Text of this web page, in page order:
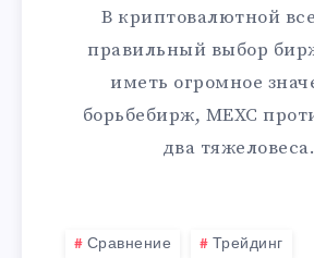
В криптовалютной
правильный выбор
иметь огромное
борьбебирж, MEXC
два
Сравнение Трейдинг